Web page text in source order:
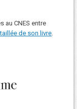
au CNES entre
de son livre